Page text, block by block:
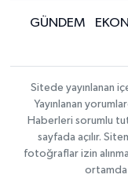
GÜNDEM
Sitede yayınlanan
Yayınlanan
Haberleri sorumlu
sayfada açılır.
fotoğraflar izin
ortamda